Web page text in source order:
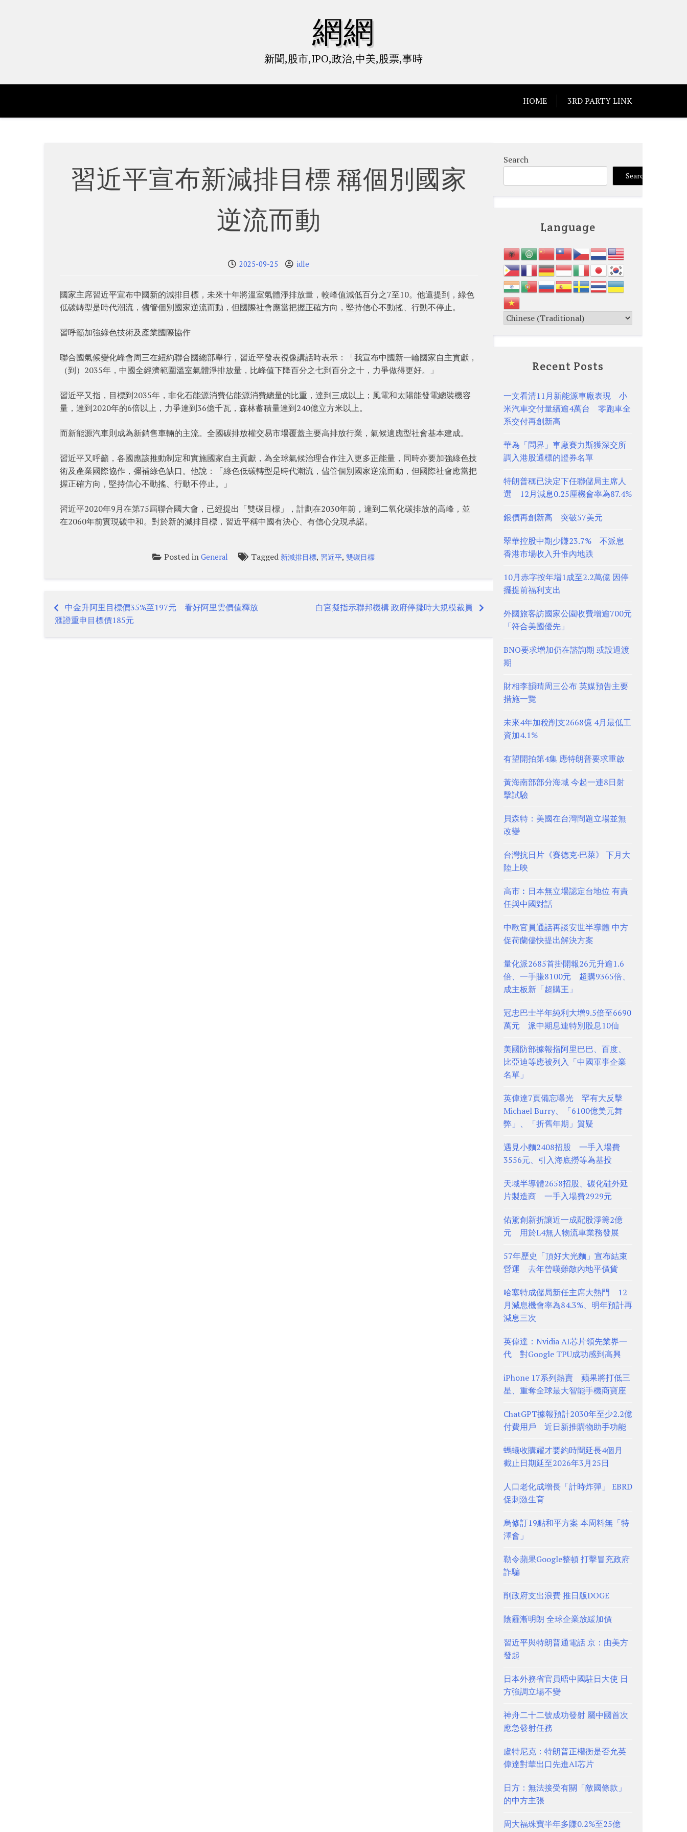
網網
新聞,股市,IPO,政治,中美,股票,事時
HOME 3RD PARTY LINK
習近平宣布新減排目標 稱個別國家
逆流而動
2025-09-25 idle
國家主席習近平宣布中國新的減排目標，未來十年將溫室氣體淨排放量，較峰值減低百分之7至10。他還提到，綠色
低碳轉型是時代潮流，儘管個別國家逆流而動，但國際社會應當把握正確方向，堅持信心不動搖、行動不停止。
習呼籲加強綠色技術及產業國際協作
聯合國氣候變化峰會周三在紐約聯合國總部舉行，習近平發表視像講話時表示：「我宣布中國新一輪國家自主貢獻，
（到）2035年，中國全經濟範圍溫室氣體淨排放量，比峰值下降百分之七到百分之十，力爭做得更好。」
習近平又指，目標到2035年，非化石能源消費佔能源消費總量的比重，達到三成以上；風電和太陽能發電總裝機容
量，達到2020年的6倍以上，力爭達到36億千瓦，森林蓄積量達到240億立方米以上。
而新能源汽車則成為新銷售車輛的主流。全國碳排放權交易市場覆蓋主要高排放行業，氣候適應型社會基本建成。
習近平又呼籲，各國應該推動制定和實施國家自主貢獻，為全球氣候治理合作注入更多正能量，同時亦要加強綠色技
術及產業國際協作，彌補綠色缺口。他說：「綠色低碳轉型是時代潮流，儘管個別國家逆流而動，但國際社會應當把
握正確方向，堅持信心不動搖、行動不停止。」
習近平2020年9月在第75屆聯合國大會，已經提出「雙碳目標」，計劃在2030年前，達到二氧化碳排放的高峰，並
在2060年前實現碳中和。對於新的減排目標，習近平稱中國有決心、有信心兌現承諾。
Posted inGeneral Tagged 新減排目標, 習近平,雙碳目標
Post
navigation
中金升阿里目標價35%至197元 看好阿里雲價值釋放
滙證重申目標價185元
白宮擬指示聯邦機構 政府停擺時大規模裁員
Search
Search
Language
Recent Posts
一文看清11月新能源車廠表現 小
米汽車交付量續逾4萬台 零跑車全
系交付再創新高
華為「問界」車廠賽力斯獲深交所
調入港股通標的證券名單
特朗普稱已決定下任聯儲局主席人
選 12月減息0.25厘機會率為87.4%
銀價再創新高 突破57美元
翠華控股中期少賺23.7% 不派息
香港市場收入升惟內地跌
10月赤字按年增1成至2.2萬億 因停
擺提前福利支出
外國旅客訪國家公園收費增逾700元
「符合美國優先」
BNO要求增加仍在諮詢期 或設過渡
期
財相李韻晴周三公布 英媒預告主要
措施一覽
未來4年加稅削支2668億 4月最低工
資加4.1%
有望開拍第4集 應特朗普要求重啟
黃海南部部分海域 今起一連8日射
擊試驗
貝森特：美國在台灣問題立場並無
改變
台灣抗日片《賽德克·巴萊》 下月大
陸上映
高市︰日本無立場認定台地位 有責
任與中國對話
中歐官員通話再談安世半導體 中方
促荷蘭儘快提出解決方案
量化派2685首掛開報26元升逾1.6
倍、一手賺8100元 超購9365倍、
成主板新「超購王」
冠忠巴士半年純利大增9.5倍至6690
萬元 派中期息連特別股息10仙
美國防部據報指阿里巴巴、百度、
比亞迪等應被列入「中國軍事企業
名單」
英偉達7頁備忘曝光 罕有大反擊
Michael Burry、「6100億美元舞
弊」、「折舊年期」質疑
遇見小麵2408招股 一手入場費
3556元、引入海底撈等為基投
天域半導體2658招股、碳化硅外延
片製造商 一手入場費2929元
佑駕創新折讓近一成配股淨籌2億
元 用於L4無人物流車業務發展
57年歷史「頂好大光麵」宣布結束
營運 去年曾嘆難敵內地平價貨
哈塞特成儲局新任主席大熱門 12
月減息機會率為84.3%、明年預計再
減息三次
英偉達：Nvidia AI芯片領先業界一
代 對Google TPU成功感到高興
iPhone 17系列熱賣 蘋果將打低三
星、重奪全球最大智能手機商寶座
ChatGPT據報預計2030年至少2.2億
付費用戶 近日新推購物助手功能
螞蟻收購耀才要約時間延長4個月
截止日期延至2026年3月25日
人口老化成增長「計時炸彈」 EBRD
促刺激生育
烏修訂19點和平方案 本周料無「特
澤會」
勒令蘋果Google整頓 打擊冒充政府
詐騙
削政府支出浪費 推日版DOGE
陰霾漸明朗 全球企業放緩加價
習近平與特朗普通電話 京：由美方
發起
日本外務省官員晤中國駐日大使 日
方強調立場不變
神舟二十二號成功發射 屬中國首次
應急發射任務
盧特尼克：特朗普正權衡是否允英
偉達對華出口先進AI芯片
日方：無法接受有關「敵國條款」
的中方主張
周大福珠寶半年多賺0.2%至25億